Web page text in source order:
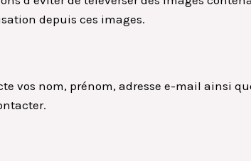
depuis ces images.
vos nom, prénom, adresse e-mail ainsi